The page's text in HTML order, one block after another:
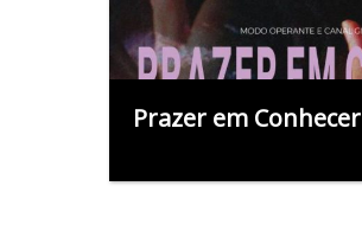
Prazer em Conhecer